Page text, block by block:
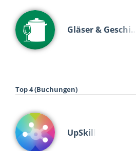
Gläser & Geschi…
Top 4 (Buchungen)
UpSkill